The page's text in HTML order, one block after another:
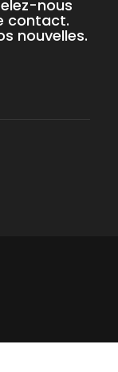
nous
contact.
nouvelles.